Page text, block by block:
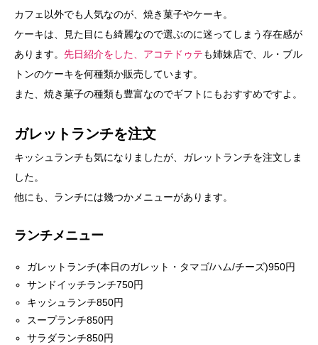
カフェ以外でも人気なのが、焼き菓子やケーキ。
ケーキは、見た目にも綺麗なので選ぶのに迷ってしまう存在感が
あります。 先日紹介をした、アコテドゥテも姉妹店で、ル・ブル
トンのケーキを何種類か販売しています。
また、焼き菓子の種類も豊富なのでギフトにもおすすめですよ。
ガレットランチを注文
キッシュランチも気になりましたが、ガレットランチを注文しま
した。
他にも、ランチには幾つかメニューがあります。
ランチメニュー
ガレットランチ(本日のガレット・タマゴ/ハム/チーズ)950円
サンドイッチランチ750円
キッシュランチ850円
スープランチ850円
サラダランチ850円